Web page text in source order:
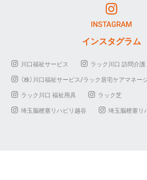
INSTAGRAM
インスタグラム
川口福祉サービス
ラック川口 訪問介護
（株）川口福祉サービス/ラック居宅ケアマネー
ラック川口 福祉用具
ラック芝
埼玉脳梗塞リハビリ越谷
埼玉脳梗塞リ